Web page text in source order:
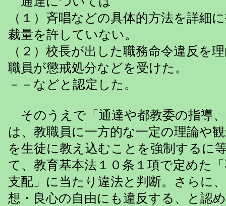
（１）斉唱などの具体的方法を詳細
裁量を許していない。
（２）校長が出した職務命令違反を
職員が懲戒処分などを受けた。
－－などと認定した。
そのうえで「通達や都教委の指導
は、教職員に一方的な一定の理論や
を生徒に教え込むことを強制するに
て、教育基本法１０条１項で定めた
支配」に当たり違法と判断。さらに
想・良心の自由にも違反する、と認め